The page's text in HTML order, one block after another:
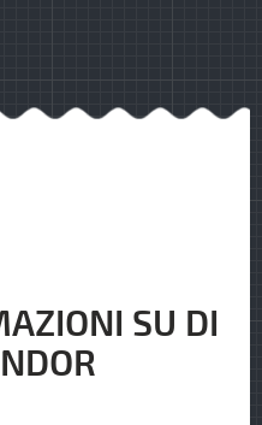
SU DI